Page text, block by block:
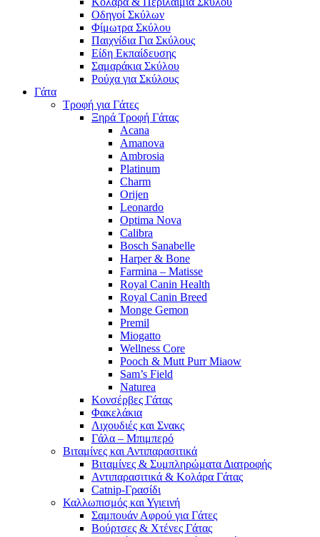
Οδηγοί Σκύλων
Φίμωτρα Σκύλου
Παιχνίδια Για Σκύλους
Είδη Εκπαίδευσης
Σαμαράκια Σκύλου
Ρούχα για Σκύλους
Γάτα
Τροφή για Γάτες
Ξηρά Τροφή Γάτας
Acana
Amanova
Ambrosia
Platinum
Charm
Orijen
Leonardo
Optima Nova
Calibra
Bosch Sanabelle
Harper & Bone
Farmina – Matisse
Royal Canin Health
Royal Canin Breed
Monge Gemon
Premil
Miogatto
Wellness Core
Pooch & Mutt Purr Miaow
Sam’s Field
Naturea
Κονσέρβες Γάτας
Φακελάκια
Λιχουδιές και Σνακς
Γάλα – Μπιμπερό
Βιταμίνες και Αντιπαρασιτικά
Βιταμίνες & Συμπληρώματα Διατροφής
Αντιπαρασιτικά & Κολάρα Γάτας
Catnip-Γρασίδι
Καλλωπισμός και Υγιεινή
Σαμπουάν Αφρού για Γάτες
Βούρτσες & Χτένες Γάτας